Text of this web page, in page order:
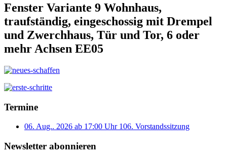
Fenster Variante 9 Wohnhaus,
traufständig, eingeschossig mit Drempel
und Zwerchhaus, Tür und Tor, 6 oder
mehr Achsen EE05
Termine
06. Aug.. 2026 ab 17:00 Uhr 106. Vorstandssitzung
Newsletter abonnieren